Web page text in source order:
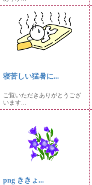
寝苦しい猛暑に...
ご覧いただきありがとうござ
います...
png ききょ...